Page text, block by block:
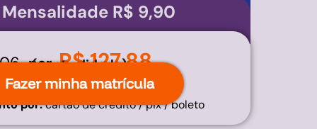
Mensalidade R$ 9,90
porR$ 127,88
(pontualidade)
Fazer minha matrícula
por:cartão de crédito / pix / boleto